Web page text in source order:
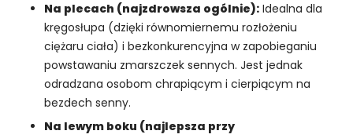
Na plecach (najzdrowsza ogólnie): Idealna dla
kręgosłupa (dzięki równomiernemu rozłożeniu
ciężaru ciała) i bezkonkurencyjna w zapobieganiu
powstawaniu zmarszczek sennych. Jest jednak
odradzana osobom chrapiącym i cierpiącym na
bezdech senny.
Na lewym boku (najlepsza przy